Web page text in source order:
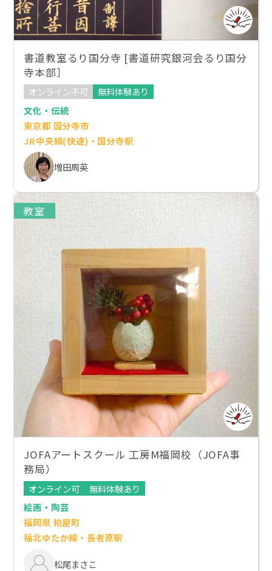
書道教室るり国分寺 [書道研究銀河会るり国分
寺本部］
オンライン不可
無料体験あり
文化・伝統
東京都 国分寺市
JR中央線(快速)・国分寺駅
増田周英
教室
JOFAアートスクール 工房M福岡校（JOFA事
務局）
オンライン可
無料体験あり
絵画・陶芸
福岡県 粕屋町
福北ゆたか線・長者原駅
松尾まさこ